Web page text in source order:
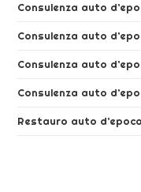
Consulenza auto
Consulenza auto
Consulenza auto
Consulenza auto
Restauro auto